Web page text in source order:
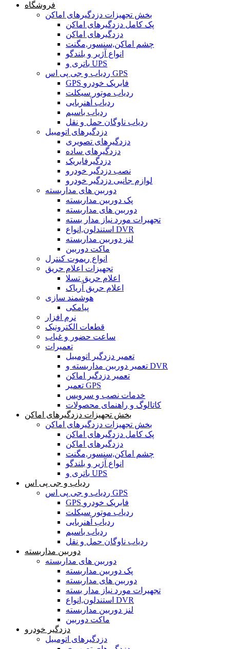
فروشگاه
بخش تجهیزات دزدگیرهای اماکن
پک کامل دزدگیرهای اماکن
دزدگیرهای اماکن
چشم اماکن,سنسور,مگنت
انواع آژیر و بلندگو
باتری و UPS
ردیاب و جی پی اس GPS
GPS فابریک خودرو
ردیاب موتور سیکلت
ردیاب آهنربایی
ردیاب باسیم
ردیاب ناوگان حمل و نقل
دزدگیرهای اتومبیل
دزدگیرهای تصویری
دزدگیرهای ساده
دزدگیرفابریک
نصب دزدگیر خودرو
لوازم جانبی دزدگیر خودرو
دوربین های مداربسته
پک دوربین مداربسته
دوربین های مداربسته
تجهیرات مورد نیاز مدار بسته
استندلون,انواع DVR
لنز دوربین مداربسته
ماکت دوربین
انواع ریموت کنترل
تجهیزات اعلام حریق
اعلام حریق تسلا
اعلام حریق آریاک
هوشمند سازی
پیامکی
نرم افزار
قطعات الکترونیک
ساعت حضور و غیاب
تعمیرات
تعمیر دزدگیر اتومبیل
تعمیر دوربین مداربسته و DVR
تعمیر دزدگیر اماکن
تعمیر GPS
خدمات نصب و سرویس
کاتالوگ و راهنمای محصولات
بخش تجهیزات دزدگیرهای اماکن
بخش تجهیزات دزدگیرهای اماکن
پک کامل دزدگیرهای اماکن
دزدگیرهای اماکن
چشم اماکن,سنسور,مگنت
انواع آژیر و بلندگو
باتری و UPS
ردیاب و جی پی اس
ردیاب و جی پی اس GPS
GPS فابریک خودرو
ردیاب موتور سیکلت
ردیاب آهنربایی
ردیاب باسیم
ردیاب ناوگان حمل و نقل
دوربین مداربسته
دوربین های مداربسته
پک دوربین مداربسته
دوربین های مداربسته
تجهیرات مورد نیاز مدار بسته
استندلون,انواع DVR
لنز دوربین مداربسته
ماکت دوربین
دزدگیر خودرو
دزدگیرهای اتومبیل